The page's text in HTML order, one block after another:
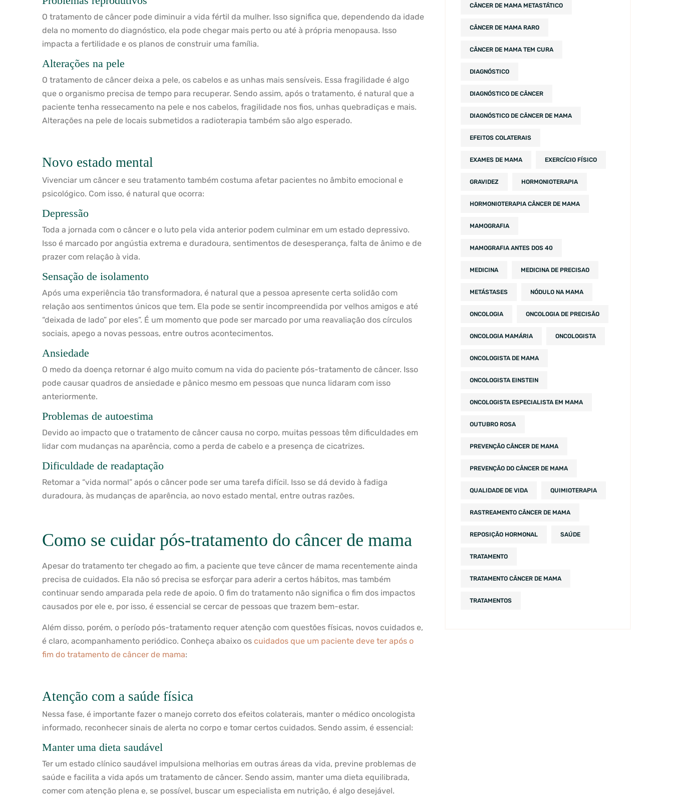
O tratamento de câncer pode diminuir a vida fértil da mulher. Isso significa que, dependendo da idade
dela no momento do diagnóstico, ela pode chegar mais perto ou até à própria menopausa. Isso
impacta a fertilidade e os planos de construir uma família.
Alterações na pele
O tratamento de câncer deixa a pele, os cabelos e as unhas mais sensíveis. Essa fragilidade é algo
que o organismo precisa de tempo para recuperar. Sendo assim, após o tratamento, é natural que a
paciente tenha ressecamento na pele e nos cabelos, fragilidade nos fios, unhas quebradiças e mais.
Alterações na pele de locais submetidos a radioterapia também são algo esperado.
Novo estado mental
Vivenciar um câncer e seu tratamento também costuma afetar pacientes no âmbito emocional e
psicológico. Com isso, é natural que ocorra:
Depressão
Toda a jornada com o câncer e o luto pela vida anterior podem culminar em um estado depressivo.
Isso é marcado por angústia extrema e duradoura, sentimentos de desesperança, falta de ânimo e de
prazer com relação à vida.
Sensação de isolamento
Após uma experiência tão transformadora, é natural que a pessoa apresente certa solidão com
relação aos sentimentos únicos que tem. Ela pode se sentir incompreendida por velhos amigos e até
“deixada de lado” por eles”. É um momento que pode ser marcado por uma reavaliação dos círculos
sociais, apego a novas pessoas, entre outros acontecimentos.
Ansiedade
O medo da doença retornar é algo muito comum na vida do paciente pós-tratamento de câncer. Isso
pode causar quadros de ansiedade e pânico mesmo em pessoas que nunca lidaram com isso
anteriormente.
Problemas de autoestima
Devido ao impacto que o tratamento de câncer causa no corpo, muitas pessoas têm dificuldades em
lidar com mudanças na aparência, como a perda de cabelo e a presença de cicatrizes.
Dificuldade de readaptação
Retomar a “vida normal” após o câncer pode ser uma tarefa difícil. Isso se dá devido à fadiga
duradoura, às mudanças de aparência, ao novo estado mental, entre outras razões.
Como se cuidar pós-tratamento do câncer de mama
Apesar do tratamento ter chegado ao fim, a paciente que teve câncer de mama recentemente ainda
precisa de cuidados. Ela não só precisa se esforçar para aderir a certos hábitos, mas também
continuar sendo amparada pela rede de apoio. O fim do tratamento não significa o fim dos impactos
causados por ele e, por isso, é essencial se cercar de pessoas que trazem bem-estar.
Além disso, porém, o período pós-tratamento requer atenção com questões físicas, novos cuidados e,
é claro, acompanhamento periódico. Conheça abaixo os cuidados que um paciente deve ter após o
fim do tratamento de câncer de mama:
Atenção com a saúde física
Nessa fase, é importante fazer o manejo correto dos efeitos colaterais, manter o médico oncologista
informado, reconhecer sinais de alerta no corpo e tomar certos cuidados. Sendo assim, é essencial:
Manter uma dieta saudável
Ter um estado clínico saudável impulsiona melhorias em outras áreas da vida, previne problemas de
saúde e facilita a vida após um tratamento de câncer. Sendo assim, manter uma dieta equilibrada,
comer com atenção plena e, se possível, buscar um especialista em nutrição, é algo desejável.
CÂNCER DE MAMA METASTÁTICO
CÂNCER DE MAMA RARO
CÂNCER DE MAMA TEM CURA
DIAGNÓSTICO
DIAGNÓSTICO DE CÂNCER
DIAGNÓSTICO DE CÂNCER DE MAMA
EFEITOS COLATERAIS
EXAMES DE MAMA EXERCÍCIO FÍSICO
GRAVIDEZ HORMONIOTERAPIA
HORMONIOTERAPIA CÂNCER DE MAMA
MAMOGRAFIA
MAMOGRAFIA ANTES DOS 40
MEDICINA MEDICINA DE PRECISAO
METÁSTASES NÓDULO NA MAMA
ONCOLOGIA ONCOLOGIA DE PRECISÃO
ONCOLOGIA MAMÁRIA ONCOLOGISTA
ONCOLOGISTA DE MAMA
ONCOLOGISTA EINSTEIN
ONCOLOGISTA ESPECIALISTA EM MAMA
OUTUBRO ROSA
PREVENÇÃO CÂNCER DE MAMA
PREVENÇÃO DO CÂNCER DE MAMA
QUALIDADE DE VIDA QUIMIOTERAPIA
RASTREAMENTO CÂNCER DE MAMA
REPOSIÇÃO HORMONAL SAÚDE
TRATAMENTO
TRATAMENTO CÂNCER DE MAMA
TRATAMENTOS